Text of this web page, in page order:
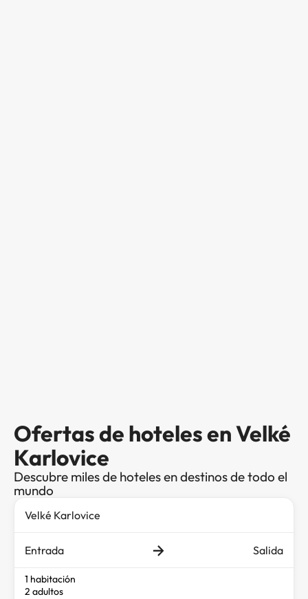
Ofertas de hoteles en Velké
Karlovice
Descubre miles de hoteles en destinos de todo el
mundo
Entrada Salida
1 habitación
2 adultos